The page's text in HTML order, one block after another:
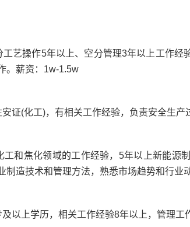
工艺操作5年以上、空分管理3年以上工作
。薪资：1w-1.5w
证(化工)，有相关工作经验，负责安全生
工和焦化领域的工作经验，5年以上新能源
制造技术和管理方法，熟悉市场趋势和行业
及以上学历，相关工作经验8年以上，管理工